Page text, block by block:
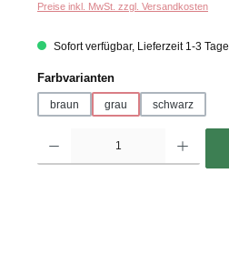
Preise inkl. MwSt. zzgl. Versandkosten
Sofort verfügbar, Lieferzeit 1-3 Tage
Farbvariantenauswählen
braun grau schwarz